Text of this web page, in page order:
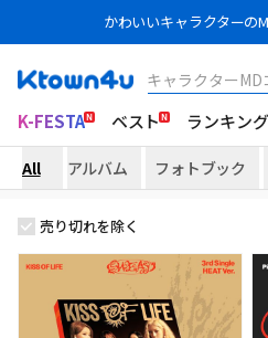
かわいいキャラクターの
キャラクターMD
K-FESTA ベスト ランキング
All アルバム フォトブック
売り切れを除く